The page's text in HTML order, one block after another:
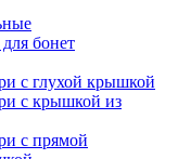
бонет
с глухой крышкой
с крышкой из
с прямой